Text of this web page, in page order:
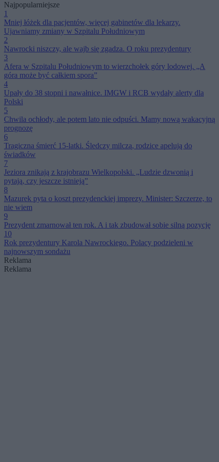
Najpopularniejsze
1
Mniej łóżek dla pacjentów, więcej gabinetów dla lekarzy.
Ujawniamy zmiany w Szpitalu Południowym
2
Nawrocki niszczy, ale wajb się zgadza. O roku prezydentury
3
Afera w Szpitalu Południowym to wierzchołek góry lodowej. „A
góra może być całkiem spora”
4
Upały do 38 stopni i nawałnice. IMGW i RCB wydały alerty dla
Polski
5
Chwila ochłody, ale potem lato nie odpuści. Mamy nową wakacyjną
prognozę
6
Tragiczna śmierć 15-latki. Śledczy milczą, rodzice apelują do
świadków
7
Jeziora znikają z krajobrazu Wielkopolski. „Ludzie dzwonią i
pytają, czy jeszcze istnieją”
8
Mazurek pyta o koszt prezydenckiej imprezy. Minister: Szczerze, to
nie wiem
9
Prezydent zmarnował ten rok. A i tak zbudował sobie silną pozycję
10
Rok prezydentury Karola Nawrockiego. Polacy podzieleni w
najnowszym sondażu
Reklama
Reklama